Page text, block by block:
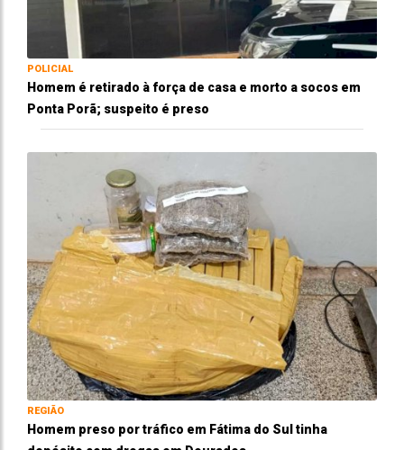
POLICIAL
Homem é retirado à força de casa e morto a socos em
Ponta Porã; suspeito é preso
REGIÃO
Homem preso por tráfico em Fátima do Sul tinha